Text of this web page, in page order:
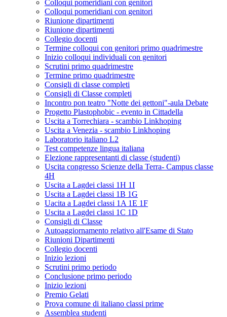
Colloqui pomeridiani con genitori
Colloqui pomeridiani con genitori
Riunione dipartimenti
Riunione dipartimenti
Collegio docenti
Termine colloqui con genitori primo quadrimestre
Inizio colloqui individuali con genitori
Scrutini primo quadrimestre
Termine primo quadrimestre
Consigli di classe completi
Consigli di Classe completi
Incontro pon teatro "Notte dei gettoni"-aula Debate
Progetto Plastophobic - evento in Cittadella
Uscita a Torrechiara - scambio Linkhoping
Uscita a Venezia - scambio Linkhoping
Laboratorio italiano L2
Test competenze lingua italiana
Elezione rappresentanti di classe (studenti)
Uscita congresso Scienze della Terra- Campus classe
4H
Uscita a Lagdei classi 1H 1I
Uscita a Lagdei classi 1B 1G
Uacita a Lagdei classi 1A 1E 1F
Uscita a Lagdei classi 1C 1D
Consigli di Classe
Autoaggiornamento relativo all'Esame di Stato
Riunioni Dipartimenti
Collegio docenti
Inizio lezioni
Scrutini primo periodo
Conclusione primo periodo
Inizio lezioni
Premio Gelati
Prova comune di italiano classi prime
Assemblea studenti